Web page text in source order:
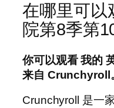
在哪里可以
院第8季第
你可以观看我的
来自 Crunchyroll
Crunchyroll 是一